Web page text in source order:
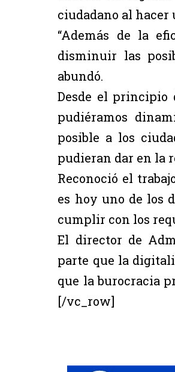
ciudadano al hacer
“Además de la
disminuir las
abundó.
Desde el principio
pudiéramos
posible a los
pudieran dar en la
Reconoció el
es hoy uno de los
cumplir con los
El director de
parte que la
que la burocracia
[/vc_row]